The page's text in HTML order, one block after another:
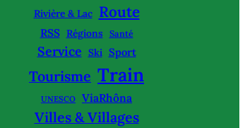
Rivière & Lac Route
RSS Régions Santé
Service Ski Sport
Tourisme Train
UNESCO ViaRhôna
Villes & Villages